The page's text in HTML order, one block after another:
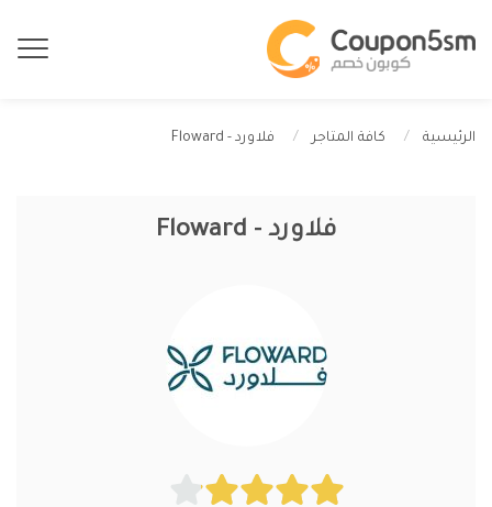
الرئيسية كافة المتاجر فلاورد - Floward
فلاورد - Floward